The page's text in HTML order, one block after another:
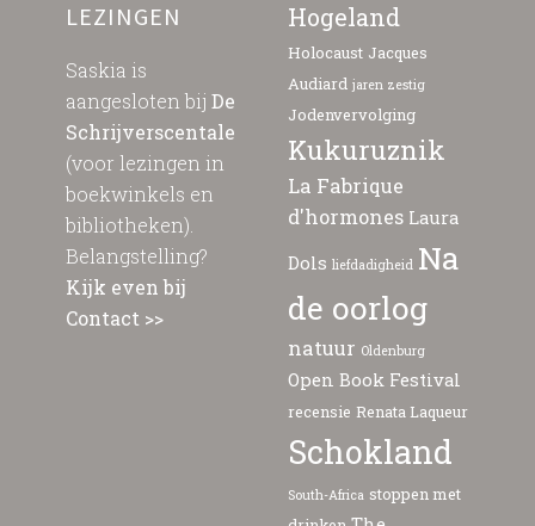
LEZINGEN
Saskia is
aangesloten bij De
Schrijverscentale
(voor lezingen in
boekwinkels en
bibliotheken).
Belangstelling?
Kijk even bij
Contact >>
Hogeland
Holocaust Jacques
Audiard jaren zestig
Jodenvervolging
Kukuruznik
La Fabrique
d'hormones Laura
Dols liefdadigheid Na
de oorlog
natuur Oldenburg
Open Book Festival
recensie Renata Laqueur
Schokland
South-Africa stoppen met